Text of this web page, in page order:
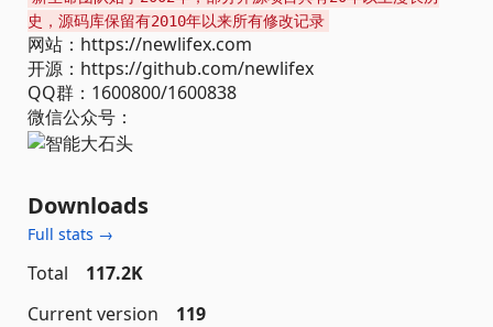
史，源码库保留有2010年以来所有修改记录
网站：https://newlifex.com
开源：https://github.com/newlifex
QQ群：1600800/1600838
微信公众号：
Downloads
Full stats →
Total
117.2K
Current version
119